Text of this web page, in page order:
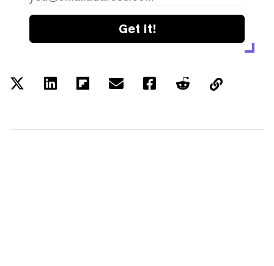
Get it!